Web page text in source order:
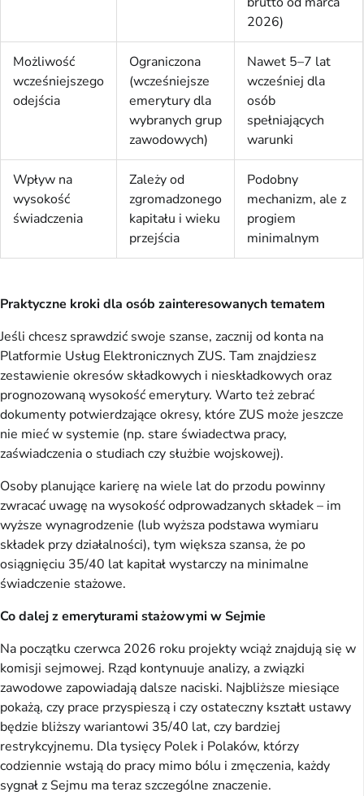
2026)
Możliwość
wcześniejszego
odejścia
Ograniczona
(wcześniejsze
emerytury dla
wybranych grup
zawodowych)
Nawet 5–7 lat
wcześniej dla
osób
spełniających
warunki
Wpływ na
wysokość
świadczenia
Zależy od
zgromadzonego
kapitału i wieku
przejścia
Podobny
mechanizm, ale z
progiem
minimalnym
Praktyczne kroki dla osób zainteresowanych tematem
Jeśli chcesz sprawdzić swoje szanse, zacznij od konta na
Platformie Usług Elektronicznych ZUS. Tam znajdziesz
zestawienie okresów składkowych i nieskładkowych oraz
prognozowaną wysokość emerytury. Warto też zebrać
dokumenty potwierdzające okresy, które ZUS może jeszcze
nie mieć w systemie (np. stare świadectwa pracy,
zaświadczenia o studiach czy służbie wojskowej).
Osoby planujące karierę na wiele lat do przodu powinny
zwracać uwagę na wysokość odprowadzanych składek – im
wyższe wynagrodzenie (lub wyższa podstawa wymiaru
składek przy działalności), tym większa szansa, że po
osiągnięciu 35/40 lat kapitał wystarczy na minimalne
świadczenie stażowe.
Co dalej z emeryturami stażowymi w Sejmie
Na początku czerwca 2026 roku projekty wciąż znajdują się w
komisji sejmowej. Rząd kontynuuje analizy, a związki
zawodowe zapowiadają dalsze naciski. Najbliższe miesiące
pokażą, czy prace przyspieszą i czy ostateczny kształt ustawy
będzie bliższy wariantowi 35/40 lat, czy bardziej
restrykcyjnemu. Dla tysięcy Polek i Polaków, którzy
codziennie wstają do pracy mimo bólu i zmęczenia, każdy
sygnał z Sejmu ma teraz szczególne znaczenie.